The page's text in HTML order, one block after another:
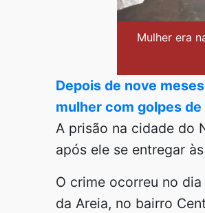
Mulher era
Depois de nove
mulher com golpes
A prisão na cidade do
após ele se entregar
O crime ocorreu no
da Areia, no bairro